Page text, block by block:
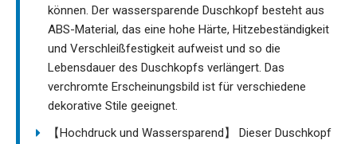
können. Der wassersparende Duschkopf besteht aus
ABS-Material, das eine hohe Härte, Hitzebeständigkeit
und Verschleißfestigkeit aufweist und so die
Lebensdauer des Duschkopfs verlängert. Das
verchromte Erscheinungsbild ist für verschiedene
dekorative Stile geeignet.
【Hochdruck und Wassersparend】 Dieser Duschkopf